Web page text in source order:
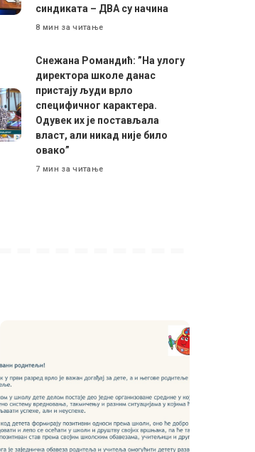
синдиката – ДВА су начина
8 мин за читање
Снежана Романдић: ”На улогу
директора школе данас
пристају људи врло
специфичног карактера.
Одувек их је постављала
власт, али никад није било
овако”
7 мин за читање